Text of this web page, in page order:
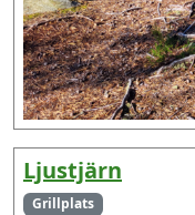
Ljustjärn
Grillplats